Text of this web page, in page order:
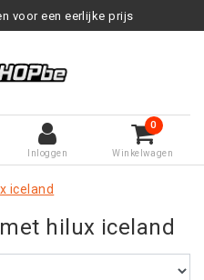
voor een eerlijke prijs
Inloggen
0
Winkelwagen
iceland
hilux iceland